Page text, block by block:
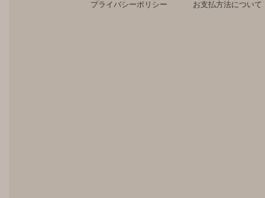
プライバシーポリシー お支払方法について